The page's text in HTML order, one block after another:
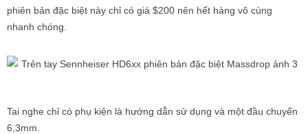
phiên bản đặc biệt này chỉ có giá $200 nên hết hàng vô cùng
nhanh chóng.
Tai nghe chỉ có phụ kiện là hướng dẫn sử dụng và một đầu chuyển
6,3mm.